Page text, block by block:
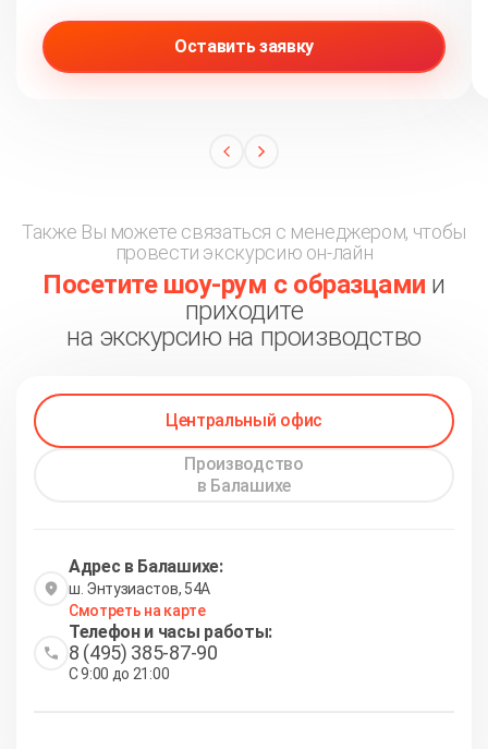
Оставить заявку
Также Вы можете связаться с менеджером, чтобы
провести экскурсию он-лайн
Посетите шоу-рум с образцами и
приходите
на экскурсию на производство
Центральный офис
Производство
в Балашихе
Адрес в Балашихе:
ш. Энтузиастов, 54А
Смотреть на карте
Телефон и часы работы:
8 (495) 385-87-90
С 9:00 до 21:00